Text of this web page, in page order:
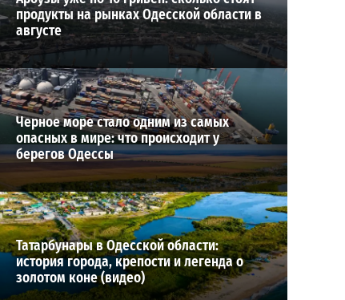
продукты на рынках Одесской области в
августе
Черное море стало одним из самых
опасных в мире: что происходит у
берегов Одессы
Татарбунары в Одесской области:
история города, крепости и легенда о
золотом коне (видео)